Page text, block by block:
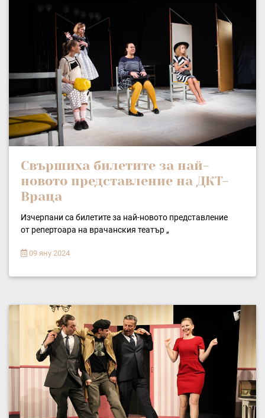
Свършиха билетите за най-
новото представление на ДКТ-
Враца
Изчерпани са билетите за най-новото представление
от репертоара на врачанския театър „
09 яну 2024